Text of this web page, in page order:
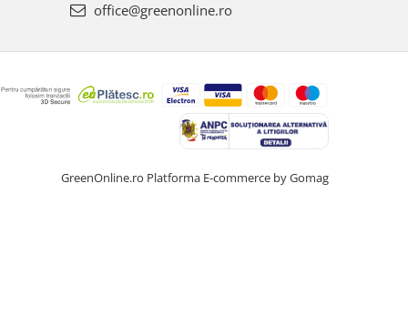
office@greenonline.ro
GreenOnline.ro Platforma E-commerce by Gomag